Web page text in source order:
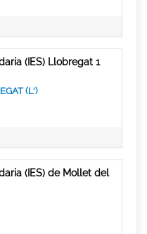
(IES) Llobregat 1
(L')
(IES) de Mollet del